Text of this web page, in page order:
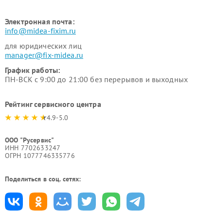
Электронная почта:
info@midea-fixim.ru
для юридических лиц
manager@fix-midea.ru
График работы:
ПН-ВСК с 9:00 до 21:00 без перерывов и выходных
Рейтинг сервисного центра
4.9-5.0
ООО "Русервис"
ИНН 7702633247
ОГРН 1077746335776
Поделиться в соц. сетях: